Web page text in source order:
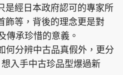
島頭條 星島日報
是經日本政府認可的專家所
飾等，背後的理念更是對
傳承珍惜的意義。
何分辨中古品真假外，更分
入手中古珍品型爆過新